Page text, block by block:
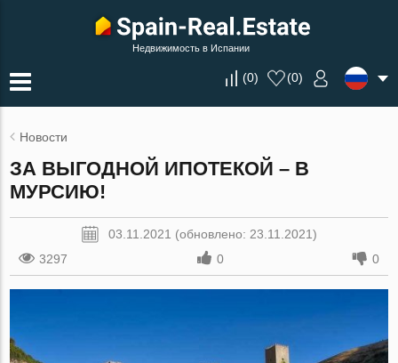
Недвижимость в Испании
(0) (0)
Новости
ЗА ВЫГОДНОЙ ИПОТЕКОЙ – В
МУРСИЮ!
03.11.2021 (обновлено: 23.11.2021)
3297
0 0